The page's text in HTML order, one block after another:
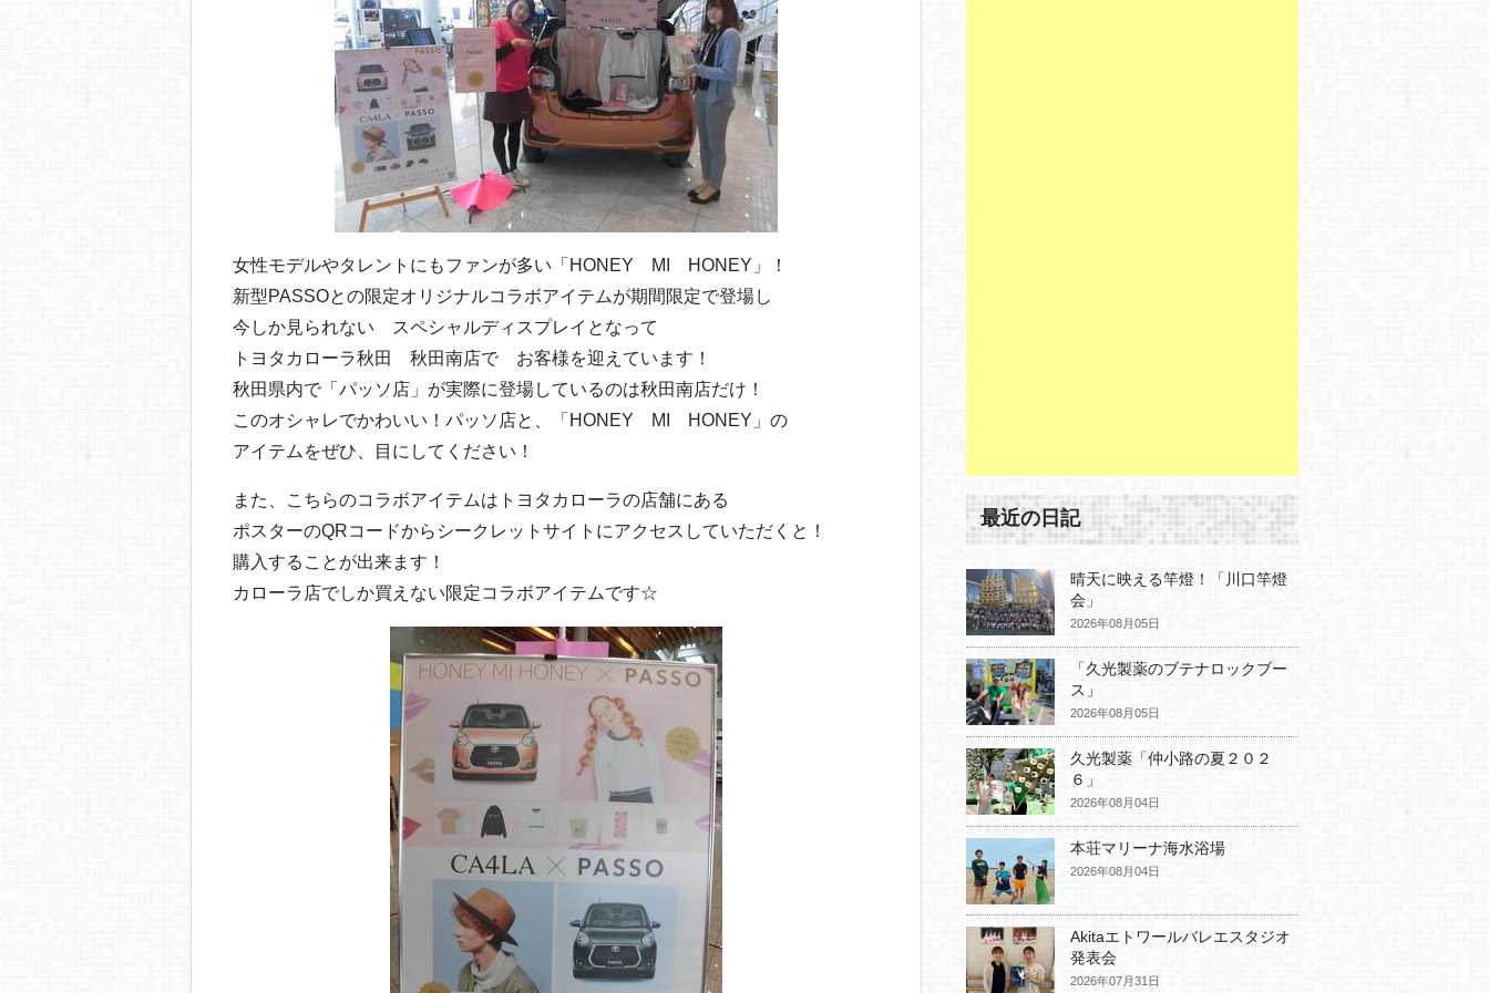
女性モデルやタレントにもファンが多い「HONEY MI HONEY」！
新型PASSOとの限定オリジナルコラボアイテムが期間限定で登場し
今しか見られない スペシャルディスプレイとなって
トヨタカローラ秋田 秋田南店で お客様を迎えています！
秋田県内で「パッソ店」が実際に登場しているのは秋田南店だけ！
このオシャレでかわいい！パッソ店と、「HONEY MI HONEY」の
アイテムをぜひ、目にしてください！
また、こちらのコラボアイテムはトヨタカローラの店舗にある
ポスターのQRコードからシークレットサイトにアクセスしていただくと！
購入することが出来ます！
カローラ店でしか買えない限定コラボアイテムです☆
最近の日記
晴天に映える竿燈！「川口竿燈
会」
2026年08月05日
「久光製薬のブテナロックブー
ス」
2026年08月05日
久光製薬「仲小路の夏２０２
６」
2026年08月04日
本荘マリーナ海水浴場
2026年08月04日
Akitaエトワールバレエスタジオ
発表会
2026年07月31日